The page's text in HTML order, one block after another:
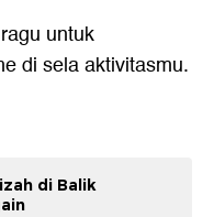
untuk
di sela aktivitasmu.
di Balik